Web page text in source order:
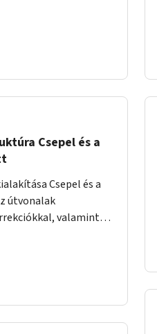
tud a környékén
vagy
a város közösségi
bárki számára, egy
megoldásCsepel és a
Csepel és a
útvonalak
valamint